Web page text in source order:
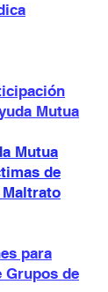
Mutua
Mutua
de
para
Grupos de